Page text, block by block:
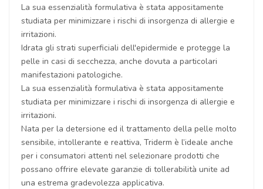
La sua essenzialità formulativa è stata appositamente
studiata per minimizzare i rischi di insorgenza di allergie e
irritazioni.
Idrata gli strati superficiali dell'epidermide e protegge la
pelle in casi di secchezza, anche dovuta a particolari
manifestazioni patologiche.
La sua essenzialità formulativa è stata appositamente
studiata per minimizzare i rischi di insorgenza di allergie e
irritazioni.
Nata per la detersione ed il trattamento della pelle molto
sensibile, intollerante e reattiva, Triderm è l’ideale anche
per i consumatori attenti nel selezionare prodotti che
possano offrire elevate garanzie di tollerabilità unite ad
una estrema gradevolezza applicativa.